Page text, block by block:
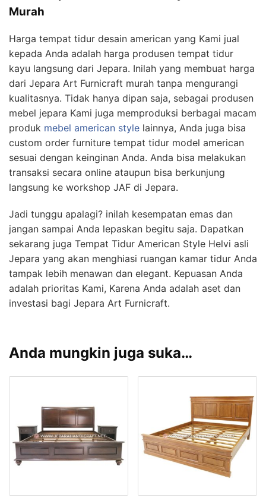
Murah
Harga tempat tidur desain american yang Kami jual
kepada Anda adalah harga produsen tempat tidur
kayu langsung dari Jepara. Inilah yang membuat harga
dari Jepara Art Furnicraft murah tanpa mengurangi
kualitasnya. Tidak hanya dipan saja, sebagai produsen
mebel jepara Kami juga memproduksi berbagai macam
produk mebel american style lainnya, Anda juga bisa
custom order furniture tempat tidur model american
sesuai dengan keinginan Anda. Anda bisa melakukan
transaksi secara online ataupun bisa berkunjung
langsung ke workshop JAF di Jepara.
Jadi tunggu apalagi? inilah kesempatan emas dan
jangan sampai Anda lepaskan begitu saja. Dapatkan
sekarang juga Tempat Tidur American Style Helvi asli
Jepara yang akan menghiasi ruangan kamar tidur Anda
tampak lebih menawan dan elegant. Kepuasan Anda
adalah prioritas Kami, Karena Anda adalah aset dan
investasi bagi Jepara Art Furnicraft.
Anda mungkin juga suka…